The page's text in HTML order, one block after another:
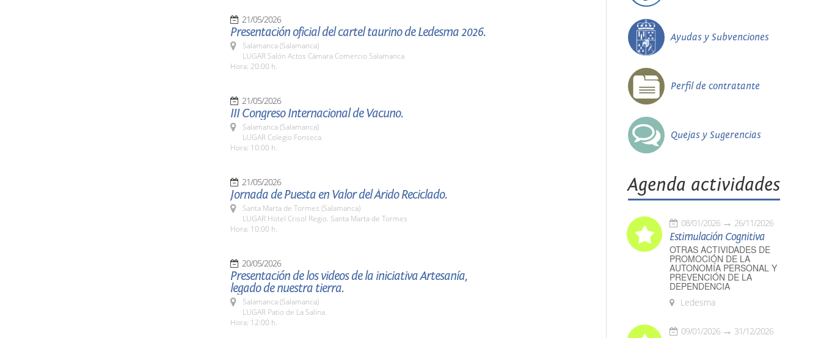
21/05/2026
Presentación oficial del cartel taurino de Ledesma 2026.
Salamanca (Salamanca)
LUGAR Salón Actos Cámara Comercio Salamanca
Hora: 20:00 h.
21/05/2026
III Congreso Internacional de Vacuno.
Salamanca (Salamanca)
LUGAR Colegio Fonseca
Hora: 10:00 h.
21/05/2026
Jornada de Puesta en Valor del Árido Reciclado.
Santa Marta de Tormes (Salamanca)
LUGAR Hotel Crisol Regio. Santa Marta de Tormes
Hora: 10:00 h.
20/05/2026
Presentación de los videos de la iniciativa Artesanía,
legado de nuestra tierra.
Salamanca (Salamanca)
LUGAR Patio de La Salina.
Hora: 12:00 h.
Ayudas y Subvenciones
Perfil de contratante
Quejas y Sugerencias
Agenda actividades
08/01/2026 26/11/2026
Estimulación Cognitiva
OTRAS ACTIVIDADES DE
PROMOCIÓN DE LA
AUTONOMÍA PERSONAL Y
PREVENCIÓN DE LA
DEPENDENCIA
Ledesma
09/01/2026 31/12/2026